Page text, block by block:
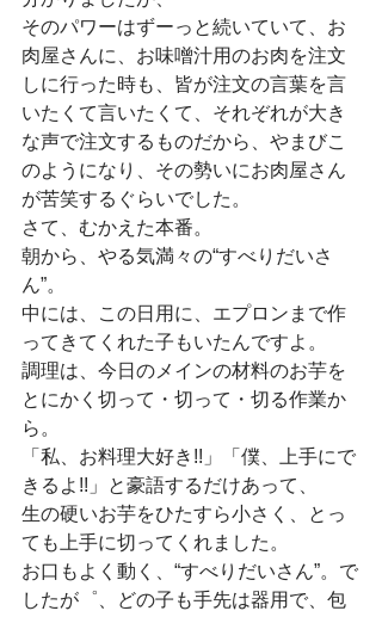
そのパワーはずーっと続いていて、お
肉屋さんに、お味噌汁用のお肉を注文
しに行った時も、皆が注文の言葉を言
いたくて言いたくて、それぞれが大き
な声で注文するものだから、やまびこ
のようになり、その勢いにお肉屋さん
が苦笑するぐらいでした。
さて、むかえた本番。
朝から、やる気満々の“すべりだいさ
ん”。
中には、この日用に、エプロンまで作
ってきてくれた子もいたんですよ。
調理は、今日のメインの材料のお芋を
とにかく切って・切って・切る作業か
ら。
「私、お料理大好き!!」「僕、上手にで
きるよ!!」と豪語するだけあって、
生の硬いお芋をひたすら小さく、とっ
ても上手に切ってくれました。
お口もよく動く、“すべりだいさん”。で
したが゜、どの子も手先は器用で、包